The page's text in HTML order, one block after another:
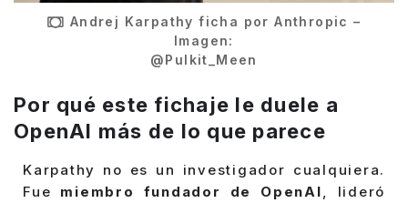
Andrej Karpathy ficha por Anthropic –
Imagen:
@Pulkit_Meen
Por qué este fichaje le duele a
OpenAI más de lo que parece
Karpathy no es un investigador cualquiera.
Fue miembro fundador de OpenAI , lideró